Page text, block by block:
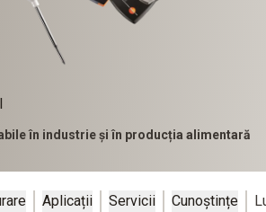
în industrie și în producția alimentară
Aplicații Servicii Cunoștințe